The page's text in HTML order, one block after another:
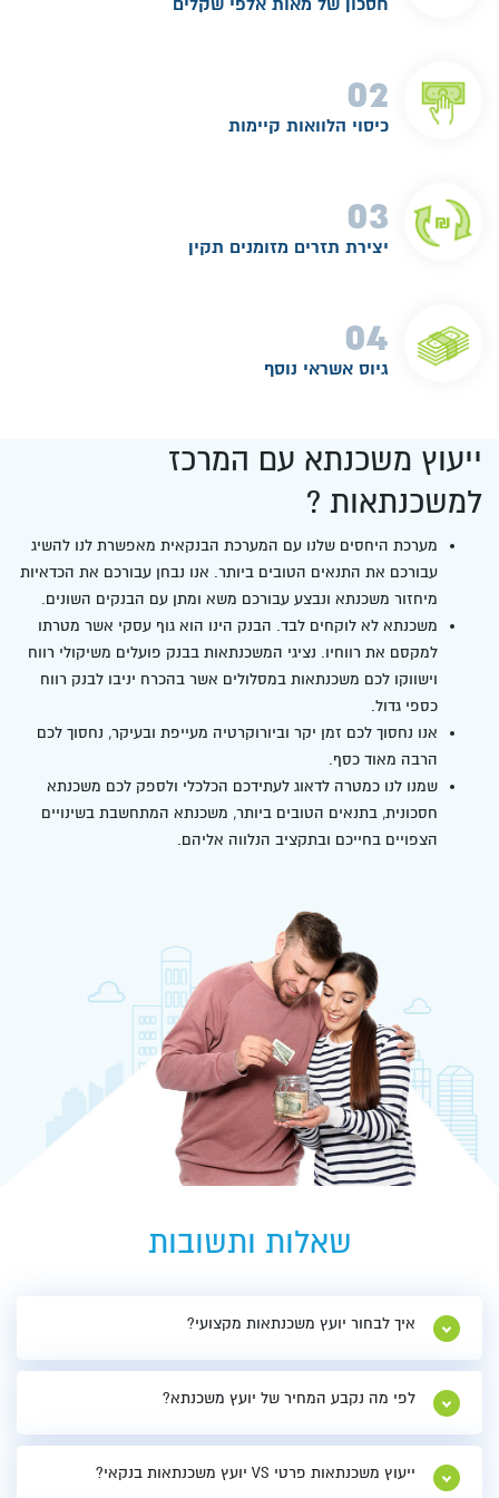
חסכון של מאות אלפי שקלים
02
כיסוי הלוואות קיימות
03
יצירת תזרים מזומנים תקין
04
גיוס אשראי נוסף
ייעוץ משכנתא עם המרכז
למשכנתאות ?
מערכת היחסים שלנו עם המערכת הבנקאית מאפשרת לנו להשיג
עבורכם את התנאים הטובים ביותר. אנו נבחן עבורכם את הכדאיות
מיחזור משכנתא ונבצע עבורכם משא ומתן עם הבנקים השונים.
משכנתא לא לוקחים לבד. הבנק הינו הוא גוף עסקי אשר מטרתו
למקסם את רווחיו. נציגי המשכנתאות בבנק פועלים משיקולי רווח
וישווקו לכם משכנתאות במסלולים אשר בהכרח יניבו לבנק רווח
כספי גדול.
אנו נחסוך לכם זמן יקר וביורוקרטיה מעייפת ובעיקר, נחסוך לכם
הרבה מאוד כסף.
שמנו לנו כמטרה לדאוג לעתידכם הכלכלי ולספק לכם משכנתא
חסכונית, בתנאים הטובים ביותר, משכנתא המתחשבת בשינויים
הצפויים בחייכם ובתקציב הנלווה אליהם.
שאלות ותשובות
איך לבחור יועץ משכנתאות מקצועי?
הסמכה
ניסיון
לפי מה נקבע המחיר של יועץ משכנתא?
ייעוץ משכנתאות פרטי VS יועץ משכנתאות בנקאי?